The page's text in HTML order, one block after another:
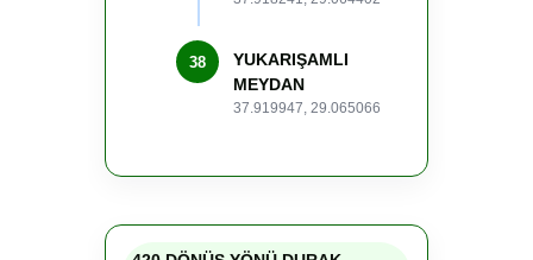
38
YUKARIŞAMLI
MEYDAN
37.919947, 29.065066